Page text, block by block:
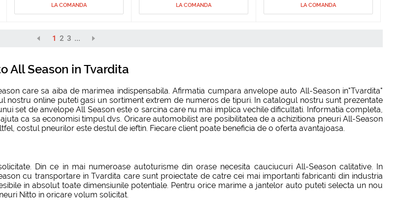
LA COMANDA LA COMANDA LA COMANDA
1 2 3 ...
All Season in Tvardita
care sa aiba de marimea indispensabila. Afirmatia cumpara anvelope auto All-Season in"Tvardita"
nostru online puteti gasi un sortiment extrem de numeros de tipuri. In catalogul nostru sunt prezentate
set de anvelope All Season este o sarcina care nu mai implica vechile dificultati. Informatia completa,
ca sa economisi timpul dvs. Oricare automobilist are posibilitatea de a achizitiona pneuri All-Season
costul pneurilor este destul de ieftin. Fiecare client poate beneficia de o oferta avantajoasa.
Din ce in mai numeroase autoturisme din orase necesita cauciucuri All-Season calitative. In
cu transportare in Tvardita care sunt proiectate de catre cei mai importanti fabricanti din industria
in absolut toate dimensiunile potentiale. Pentru orice marime a jantelor auto puteti selecta un nou
Nitto in oricare volum solicitat.